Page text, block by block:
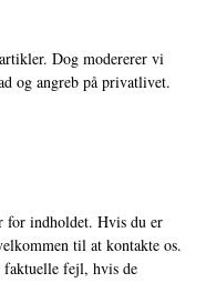
Dog modererer vi
og angreb på privatlivet.
for indholdet. Hvis du er
til at kontakte os.
fejl, hvis de